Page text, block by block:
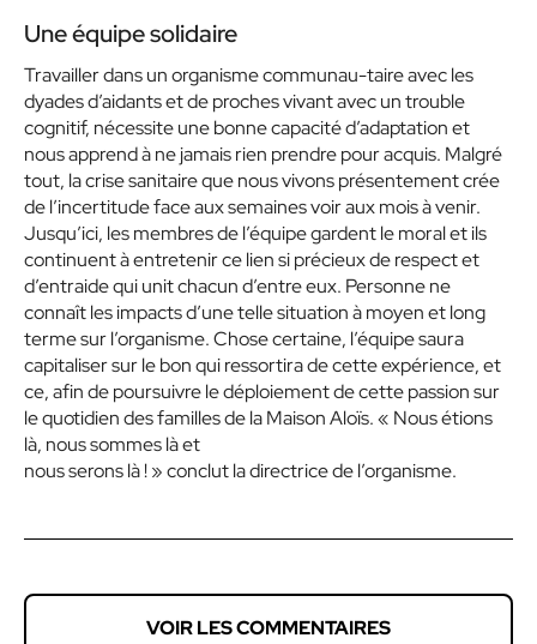
Une équipe solidaire
Travailler dans un organisme communau-taire avec les
dyades d’aidants et de proches vivant avec un trouble
cognitif, nécessite une bonne capacité d’adaptation et
nous apprend à ne jamais rien prendre pour acquis. Malgré
tout, la crise sanitaire que nous vivons présentement crée
de l’incertitude face aux semaines voir aux mois à venir.
Jusqu’ici, les membres de l’équipe gardent le moral et ils
continuent à entretenir ce lien si précieux de respect et
d’entraide qui unit chacun d’entre eux. Personne ne
connaît les impacts d’une telle situation à moyen et long
terme sur l’organisme. Chose certaine, l’équipe saura
capitaliser sur le bon qui ressortira de cette expérience, et
ce, afin de poursuivre le déploiement de cette passion sur
le quotidien des familles de la Maison Aloïs. « Nous étions
là, nous sommes là et
nous serons là ! » conclut la directrice de l’organisme.
VOIR LES COMMENTAIRES